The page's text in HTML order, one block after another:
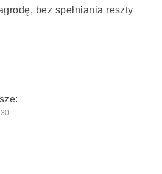
bez spełniania reszty